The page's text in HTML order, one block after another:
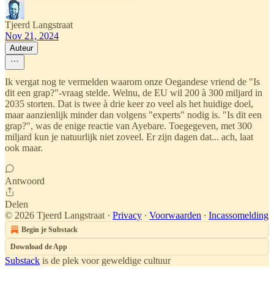
Tjeerd Langstraat
Nov 21, 2024
Auteur
Ik vergat nog te vermelden waarom onze Oegandese vriend de "Is
dit een grap?"-vraag stelde. Welnu, de EU wil 200 à 300 miljard in
2035 storten. Dat is twee à drie keer zo veel als het huidige doel,
maar aanzienlijk minder dan volgens "experts" nodig is. "Is dit een
grap?", was de enige reactie van Ayebare. Toegegeven, met 300
miljard kun je natuurlijk niet zoveel. Er zijn dagen dat... ach, laat
ook maar.
Antwoord
Delen
© 2026 Tjeerd Langstraat · Privacy ∙ Voorwaarden ∙ Incassomelding
Begin je Substack
Download de App
Substack is de plek voor geweldige cultuur